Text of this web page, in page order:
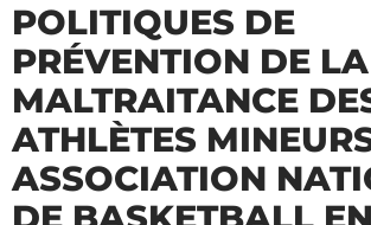
POLITIQUES DE
PRÉVENTION DE LA
MALTRAITANCE
ATHLÈTES
ASSOCIATION